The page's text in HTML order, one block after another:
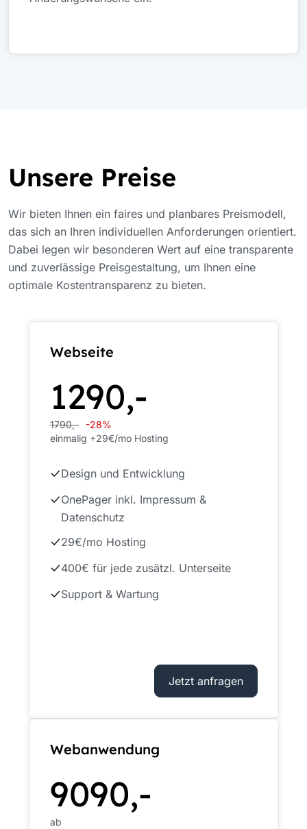
Unsere Preise
Wir bieten Ihnen ein faires und planbares Preismodell,
das sich an Ihren individuellen Anforderungen orientiert.
Dabei legen wir besonderen Wert auf eine transparente
und zuverlässige Preisgestaltung, um Ihnen eine
optimale Kostentransparenz zu bieten.
Webseite
1290,-
1790,-
-28%
einmalig +29€/mo Hosting
Design und Entwicklung
OnePager inkl. Impressum &
Datenschutz
29€/mo Hosting
400€ für jede zusätzl. Unterseite
Support & Wartung
Jetzt anfragen
Webanwendung
9090,-
ab